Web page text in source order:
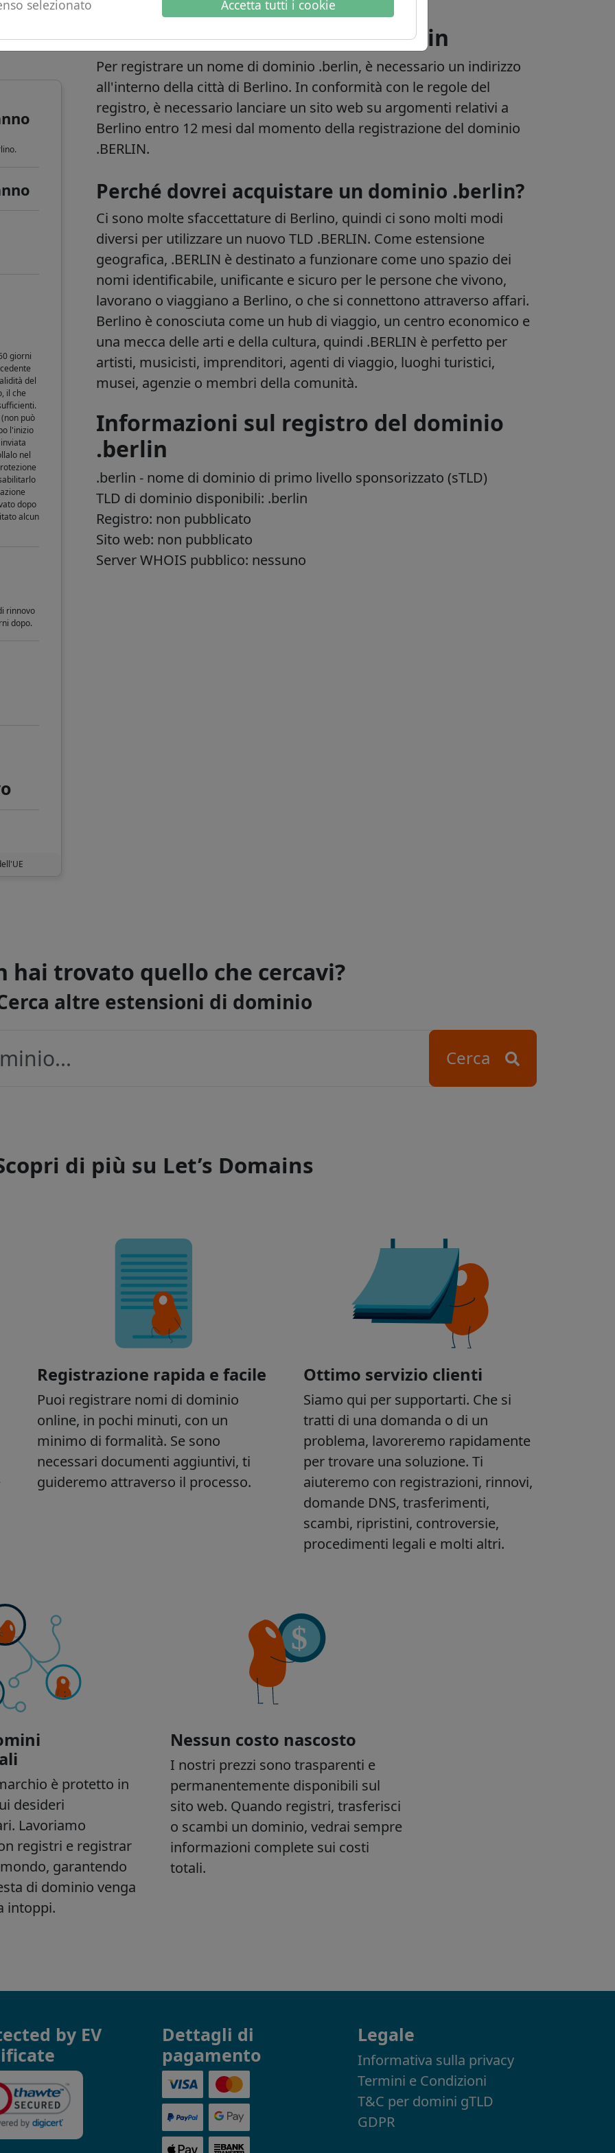
selezionato Accetta tutti i cookie
giorni
del
il che
può
l'inizio
nel
dopo
alcun
rinnovo
dopo.
Informazioni sul dominio .berlin
Per registrare un nome di dominio .berlin, è necessario un indirizzo
all'interno della città di Berlino. In conformità con le regole del
registro, è necessario lanciare un sito web su argomenti relativi a
Berlino entro 12 mesi dal momento della registrazione del dominio
.BERLIN.
Perché dovrei acquistare un dominio .berlin?
Ci sono molte sfaccettature di Berlino, quindi ci sono molti modi
diversi per utilizzare un nuovo TLD .BERLIN. Come estensione
geografica, .BERLIN è destinato a funzionare come uno spazio dei
nomi identificabile, unificante e sicuro per le persone che vivono,
lavorano o viaggiano a Berlino, o che si connettono attraverso affari.
Berlino è conosciuta come un hub di viaggio, un centro economico e
una mecca delle arti e della cultura, quindi .BERLIN è perfetto per
artisti, musicisti, imprenditori, agenti di viaggio, luoghi turistici,
musei, agenzie o membri della comunità.
Informazioni sul registro del dominio
.berlin
.berlin - nome di dominio di primo livello sponsorizzato (sTLD)
TLD di dominio disponibili: .berlin
Registro: non pubblicato
Sito web: non pubblicato
Server WHOIS pubblico: nessuno
hai trovato quello che cercavi?
altre estensioni di dominio
Cerca
by EV
Dettagli di
pagamento
Legale
Informativa sulla privacy
Termini e Condizioni
T&C per domini gTLD
GDPR